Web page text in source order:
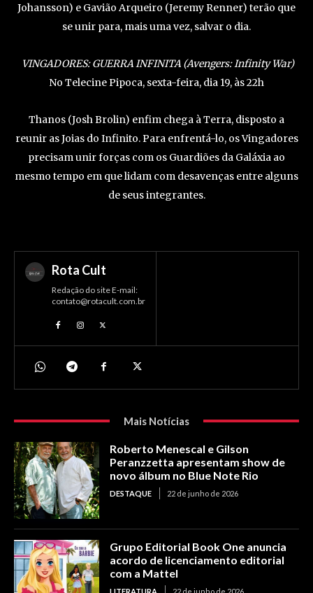
Johansson) e Gavião Arqueiro (Jeremy Renner) terão que
se unir para, mais uma vez, salvar o dia.
VINGADORES: GUERRA INFINITA (Avengers: Infinity War)
No Telecine Pipoca, sexta-feira, dia 19, às 22h
Thanos (Josh Brolin) enfim chega à Terra, disposto a
reunir as Joias do Infinito. Para enfrentá-lo, os Vingadores
precisam unir forças com os Guardiões da Galáxia ao
mesmo tempo em que lidam com desavenças entre alguns
de seus integrantes.
Rota Cult
Redação do site E-mail:
contato@rotacult.com.br
Mais Notícias
Roberto Menescal e Gilson
Peranzzetta apresentam show de
novo álbum no Blue Note Rio
DESTAQUE 22 de junho de 2026
Grupo Editorial Book One anuncia
acordo de licenciamento editorial
com a Mattel